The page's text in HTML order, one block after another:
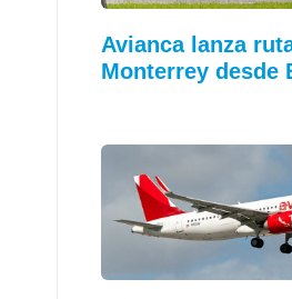
Avianca lanza
Monterrey desde